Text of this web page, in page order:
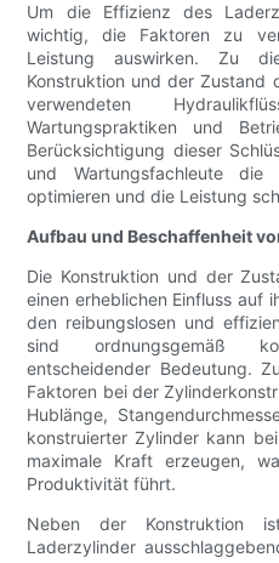
Um die Effizienz des
wichtig, die Faktoren zu
Leistung auswirken. Zu
Konstruktion und der Zustand
verwendeten
Wartungspraktiken und
Berücksichtigung dieser
und Wartungsfachleute
optimieren und die Leistung
Aufbau und Beschaffenheit
Die Konstruktion und der
einen erheblichen Einfluss auf
den reibungslosen und
sind ordnungsgemäß
entscheidender Bedeutung.
Faktoren bei der
Hublänge,
konstruierter Zylinder kann
maximale Kraft erzeugen,
Produktivität führt.
Neben der Konstruktion
Laderzylinder